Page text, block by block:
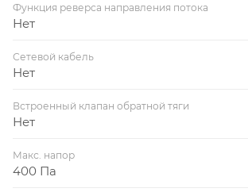
Функция реверса направления потока
Нет
Сетевой кабель
Нет
Встроенный клапан обратной тяги
Нет
Макс. напор
400 Па